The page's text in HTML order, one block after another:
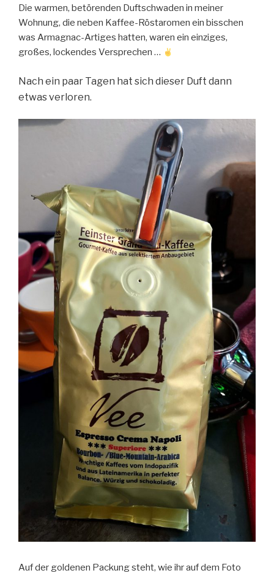
Die warmen, betörenden Duftschwaden in meiner
Wohnung, die neben Kaffee-Röstaromen ein bisschen
was Armagnac-Artiges hatten, waren ein einziges,
großes, lockendes Versprechen …
Nach ein paar Tagen hat sich dieser Duft dann
etwas verloren.
Auf der goldenen Packung steht, wie ihr auf dem Foto